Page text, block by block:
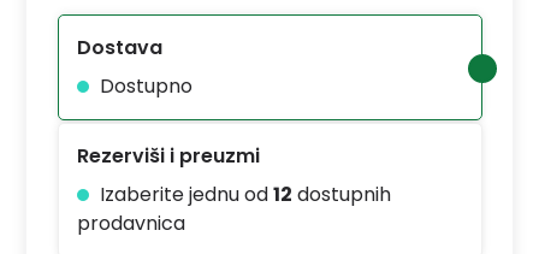
Dostava
Dostupno
Rezerviši i preuzmi
Izaberite jednu od12 dostupnih
prodavnica